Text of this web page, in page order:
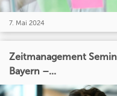
7. Mai 2024
Zeitmanagement
Bayern –...